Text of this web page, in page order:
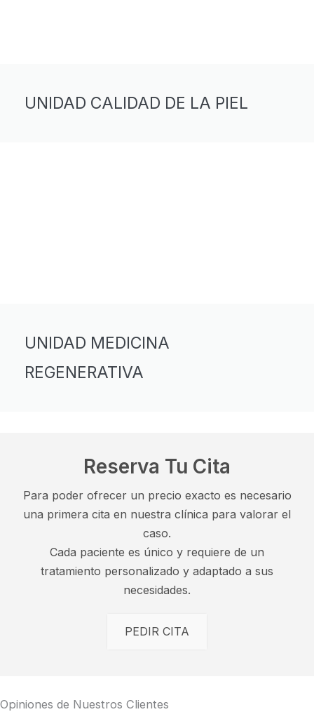
UNIDAD CALIDAD DE LA PIEL
UNIDAD MEDICINA
REGENERATIVA
Reserva Tu Cita
Para poder ofrecer un precio exacto es necesario
una primera cita en nuestra clínica para valorar el
caso.
Cada paciente es único y requiere de un
tratamiento personalizado y adaptado a sus
necesidades.
PEDIR CITA
Opiniones de Nuestros Clientes